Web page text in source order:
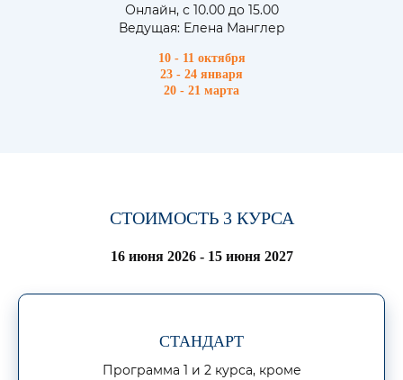
Онлайн, с 10.00 до 15.00
Ведущая: Елена Манглер
10 - 11 октября
23 - 24 января
20 - 21 марта
СТОИМОСТЬ 3 КУРСА
16 июня 2026 - 15 июня 2027
СТАНДАРТ
Программа 1 и 2 курса, кроме